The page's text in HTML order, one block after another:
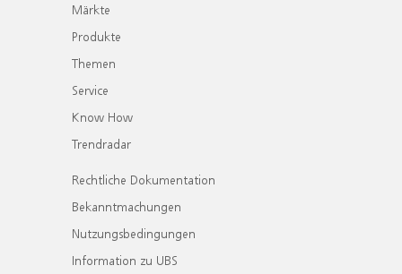
Märkte
Produkte
Themen
Service
Know How
Trendradar
Rechtliche Dokumentation
Bekanntmachungen
Nutzungsbedingungen
Information zu UBS